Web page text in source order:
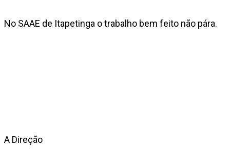
No SAAE de Itapetinga o trabalho bem feito não pára.
A Direção